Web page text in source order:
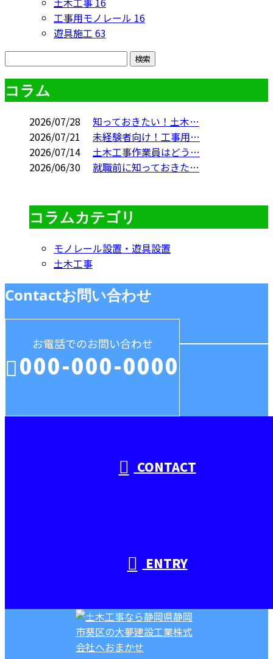
工事用モノレール 16
遊具施工 63
コラム
2026/07/28
知っておきたい！土木…
2026/07/21
未経験者向け！工事用…
2026/07/14
土木工事作業員はどう…
2026/06/30
就職前に知っておきた…
コラムカテゴリ
モノレール設置・遊具設置
土木工事
Contactお問い合わせ
お電話でのお問い合わせ
000-000-0000
CONTACT
ENTRY